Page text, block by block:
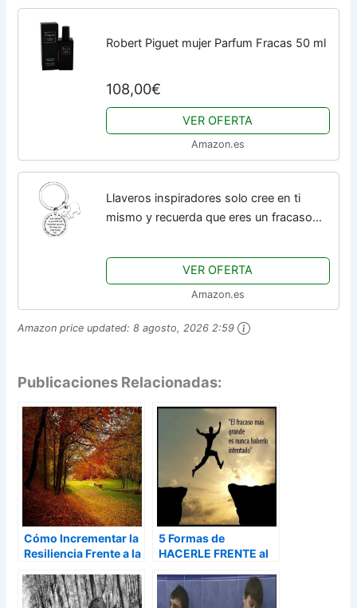
Robert Piguet mujer Parfum Fracas 50 ml
108,00€
VER OFERTA
Amazon.es
Llaveros inspiradores solo cree en ti
mismo y recuerda que eres un fracaso
graduación para hombres, mujeres, Just
VER OFERTA
Amazon.es
Amazon price updated:8 agosto, 2026 2:59
Publicaciones Relacionadas:
Cómo Incrementar la
Resiliencia Frente a la
5 Formas de
HACERLE FRENTE al